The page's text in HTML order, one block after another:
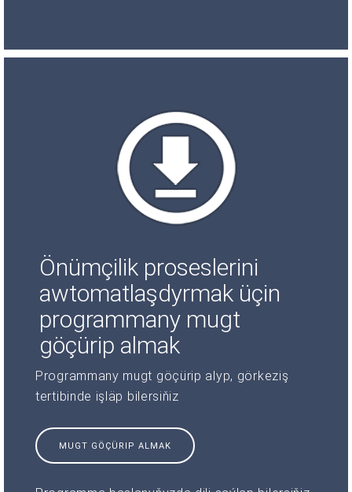
Önümçilik proseslerini
awtomatlaşdyrmak üçin
programmany mugt
göçürip almak
Programmany mugt göçürip alyp, görkeziş
tertibinde işläp bilersiňiz
MUGT GÖÇÜRIP ALMAK